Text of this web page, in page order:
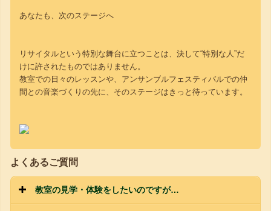
あなたも、次のステージへ
リサイタルという特別な舞台に立つことは、決して“特別な人”だ
けに許されたものではありません。
教室での日々のレッスンや、アンサンブルフェスティバルでの仲
間との音楽づくりの先に、そのステージはきっと待っています。
よくあるご質問
教室の見学・体験をしたいのですが…